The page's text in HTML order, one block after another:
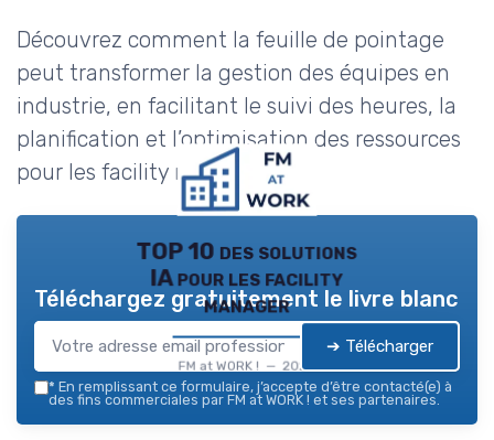
Découvrez comment la feuille de pointage
peut transformer la gestion des équipes en
industrie, en facilitant le suivi des heures, la
planification et l’optimisation des ressources
pour les facility managers.
TOP 10 des solutions
IA pour les facility
manager
FM at WORK ! — 2026
Téléchargez gratuitement le livre blanc
➔ Télécharger
* En remplissant ce formulaire, j’accepte d’être contacté(e) à
des fins commerciales par FM at WORK ! et ses partenaires.